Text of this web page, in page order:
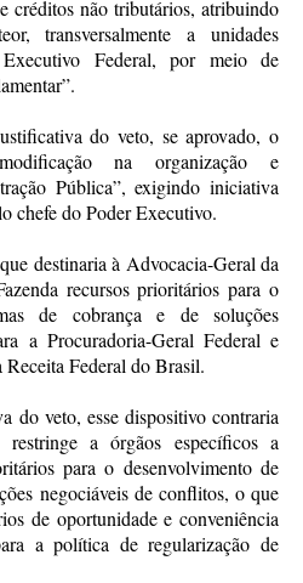
créditos não tributários, atribuindo
transversalmente a unidades
Federal, por meio de
do veto, se aprovado, o
na organização e
Pública”, exigindo iniciativa
chefe do Poder Executivo.
destinaria à Advocacia-Geral da
recursos prioritários para o
de cobrança e de soluções
a Procuradoria-Geral Federal e
Receita Federal do Brasil.
do veto, esse dispositivo contraria
a órgãos específicos a
para o desenvolvimento de
negociáveis de conflitos, o que
de oportunidade e conveniência
a política de regularização de